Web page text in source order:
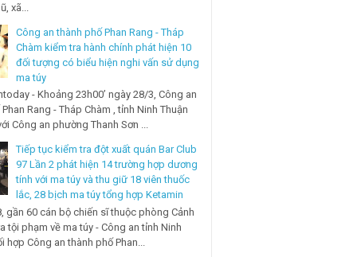
xã...
Công an thành phố Phan Rang - Tháp
Chàm kiểm tra hành chính phát hiện 10
đối tượng có biểu hiện nghi vấn sử dụng
ma túy
- Khoảng 23h00’ ngày 28/3, Công an
Rang - Tháp Chàm , tỉnh Ninh Thuận
Công an phường Thanh Sơn ...
Tiếp tục kiểm tra đột xuất quán Bar Club
97 Lần 2 phát hiện 14 trường hợp dương
tính với ma túy và thu giữ 18 viên thuốc
lắc, 28 bịch ma túy tổng hợp Ketamin
gần 60 cán bộ chiến sĩ thuộc phòng Cảnh
tội phạm về ma túy - Công an tỉnh Ninh
hợp Công an thành phố Phan...